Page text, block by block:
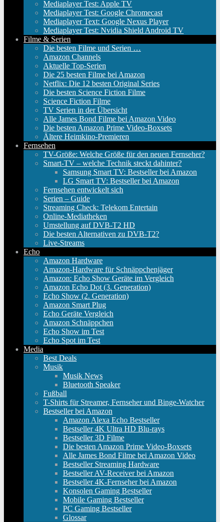
Mediaplayer Test: Apple TV
Mediaplayer Test: Google Chromecast
Mediaplayer Text: Google Nexus Player
Mediaplayer Test: Nvidia Shield Android TV
Filme & Serien
Die besten Filme und Serien …
Amazon Channels
Aktuelle Top-Serien
Die 25 besten Filme bei Amazon
Netflix: Die 12 besten Original Series
Die besten Science Fiction Filme
Science Fiction Filme
TV Serien in der Übersicht
Alle James Bond Filme bei Amazon Video
Die besten Amazon Prime Video-Boxsets
Ältere Heimkino-Premieren
Fernsehen
TV-Größe: Welche Größe für den neuen Fernseher?
Smart-TV – welche Technik steckt dahinter?
Samsung Smart TV: Bestseller bei Amazon
LG Smart TV: Bestseller bei Amazon
Fernsehen entwickelt sich
Serien – Guide
Streaming Check: Telekom Entertain
Online-Mediatheken
Umstellung auf DVB-T2 HD
Die besten Alternativen zu DVB-T2?
Live-Streams
Echo
Amazon Hardware
Amazon-Hardware für Schnäppchenjäger
Amazon: Echo Show Geräte im Vergleich
Amazon Echo Dot (3. Generation)
Echo Show (2. Generation)
Amazon Smart Plug
Echo Geräte Vergleich
Amazon Schnäppchen
Echo Show im Test
Echo Spot im Test
Media
Best Deals
Musik
Musik News
Bluetooth Speaker
Fußball
T-Shirts für Streamer, Fernseher und Binge-Watcher
Bestseller bei Amazon
Amazon Alexa Echo Bestseller
Bestseller 4K Ultra HD Blu-rays
Bestseller 3D Filme
Die besten Amazon Prime Video-Boxsets
Alle James Bond Filme bei Amazon Video
Bestseller Streaming Hardware
Bestseller AV-Receiver bei Amazon
Bestseller 4K-Fernseher bei Amazon
Konsolen Gaming Bestseller
Mobile Gaming Bestseller
PC Gaming Bestseller
Glossar